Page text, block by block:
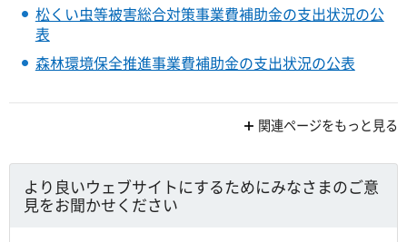
松くい虫等被害総合対策事業費補助金の支出状況の公
表
森林環境保全推進事業費補助金の支出状況の公表
関連ページをもっと見る
より良いウェブサイトにするためにみなさまのご意
見をお聞かせください